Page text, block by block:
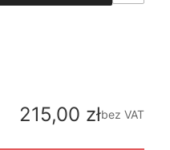
Cena
215,00 złbez VAT